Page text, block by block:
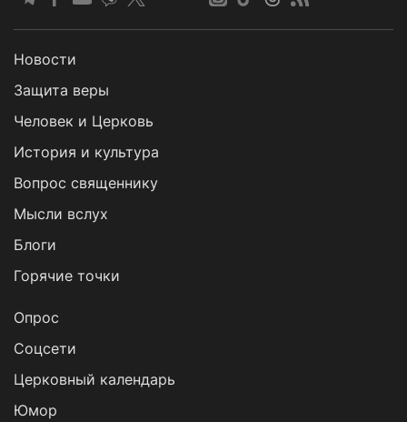
Новости
Защита веры
Человек и Церковь
История и культура
Вопрос священнику
Мысли вслух
Блоги
Горячие точки
Опрос
Cоцсети
Церковный календарь
Юмор